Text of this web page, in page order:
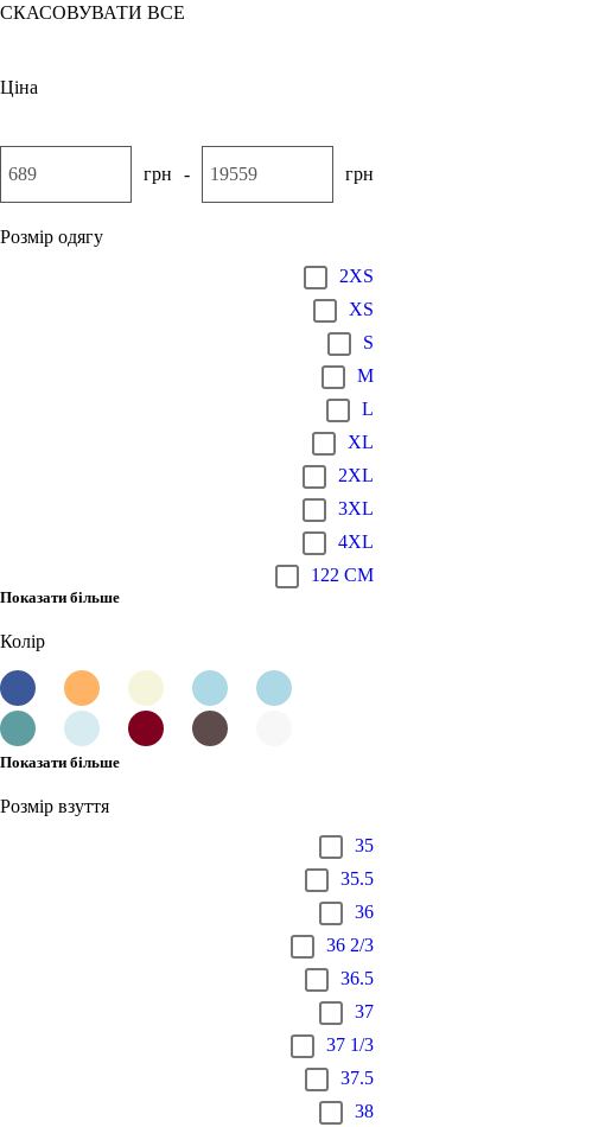
СКАСОВУВАТИ ВСЕ
Ціна
грн - грн
Розмір одягу
2XS
XS
S
M
L
XL
2XL
3XL
4XL
122 CM
Показати більше
Колір
Показати більше
Розмір взуття
35
35.5
36
36 2/3
36.5
37
37 1/3
37.5
38